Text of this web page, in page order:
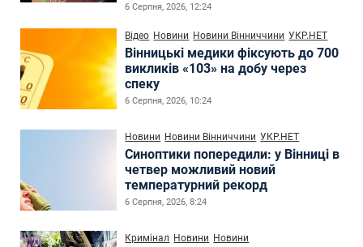
6 Серпня, 2026, 12:24
Відео Новини Новини Вінниччини УКР.НЕТ
Вінницькі медики фіксують до 700
викликів «103» на добу через
спеку
6 Серпня, 2026, 10:24
Новини Новини Вінниччини УКР.НЕТ
Синоптики попередили: у Вінниці в
четвер можливий новий
температурний рекорд
6 Серпня, 2026, 8:24
Кримінал Новини Новини